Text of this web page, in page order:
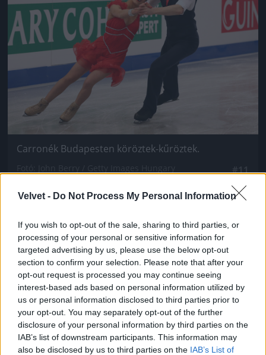
Velvet - Do Not Process My Personal Information
If you wish to opt-out of the sale, sharing to third parties, or
processing of your personal or sensitive information for
targeted advertising by us, please use the below opt-out
section to confirm your selection. Please note that after your
opt-out request is processed you may continue seeing
interest-based ads based on personal information utilized by
us or personal information disclosed to third parties prior to
your opt-out. You may separately opt-out of the further
disclosure of your personal information by third parties on the
IAB’s list of downstream participants. This information may
also be disclosed by us to third parties on the IAB’s List of
Carronék Budapesten köröztek-kűröztek.
Jön még kép!